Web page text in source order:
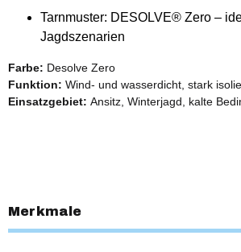
Tarnmuster: DESOLVE® Zero –
Jagdszenarien
Farbe: Desolve Zero
Funktion: Wind- und wasserdicht, stark
Einsatzgebiet: Ansitz, Winterjagd, kalte
Merkmale